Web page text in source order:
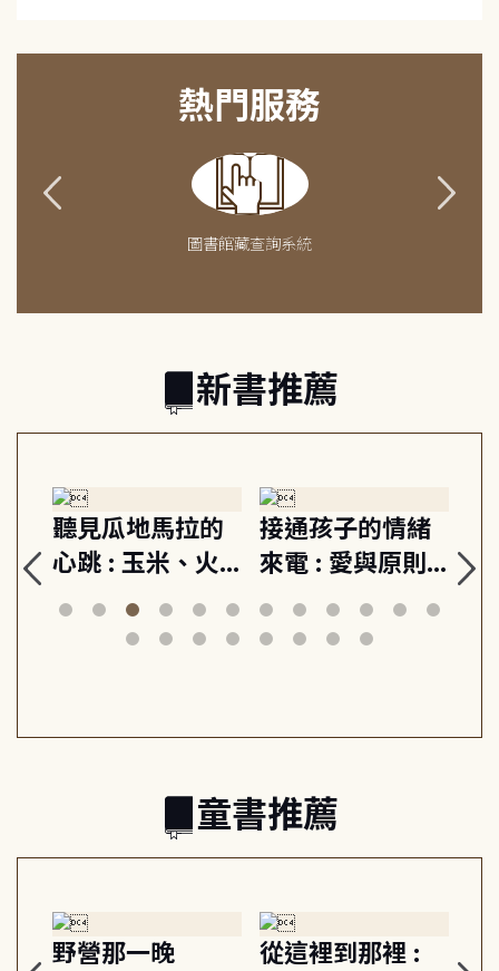
熱門服務
圖書館藏查詢系統
新書推薦
聽見瓜地馬拉的
心跳 : 玉米、火
山與信仰, 外交官
筆下的現代馬雅
接通孩子的情緒
來電 : 愛與原則,
建立教養的安定
節奏 22個行動練
關
童書推薦
野營那一晚
從這裡到那裡 :